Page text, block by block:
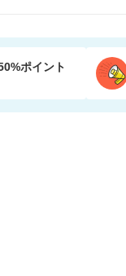
ポイント